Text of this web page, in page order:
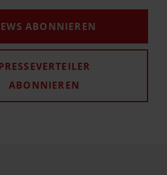
ABONNIEREN
ABONNIEREN